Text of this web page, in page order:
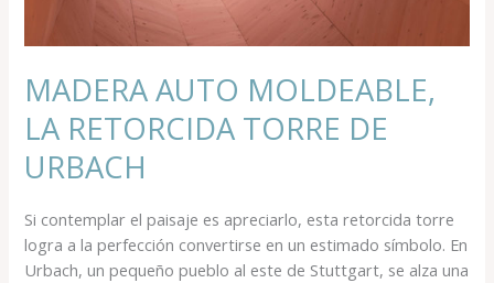
MADERA AUTO MOLDEABLE,
LA RETORCIDA TORRE DE
URBACH
Si contemplar el paisaje es apreciarlo, esta retorcida torre
logra a la perfección convertirse en un estimado símbolo. En
Urbach, un pequeño pueblo al este de Stuttgart, se alza una